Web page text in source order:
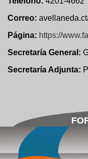
Correo:
Página: https://
Secretaría General:
Secretaría Adjunta: